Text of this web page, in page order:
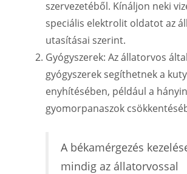
szervezetéből. Kínáljon neki
speciális elektrolit oldatot az
utasításai szerint.
Gyógyszerek: Az állatorvos
gyógyszerek segíthetnek a
enyhítésében, például a
gyomorpanaszok
A békamérgezés
mindig az állatorvossal